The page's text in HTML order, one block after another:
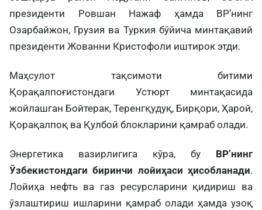
президенти Ровшан Нажаф ҳамда BP’нинг
Озарбайжон, Грузия ва Туркия бўйича минтақавий
президенти Жованни Кристофоли иштирок этди.
Маҳсулот тақсимоти битими
Қорақалпоғистондаги Устюрт минтақасида
жойлашган Бойтерак, Теренгқудуқ, Бирқори, Ҳарой,
Қорақалпоқ ва Қулбой блокларини қамраб олади.
Энергетика вазирлигига кўра, бу BP’нинг
Ўзбекистондаги биринчи лойиҳаси ҳисобланади.
Лойиҳа нефть ва газ ресурсларини қидириш ва
ўзлаштириш ишларини қамраб олади ҳамда узоқ